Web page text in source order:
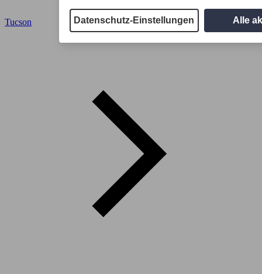
Tucson Datenschutz-Einstellungen Alle